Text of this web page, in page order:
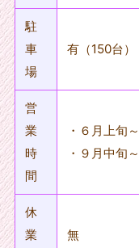
駐
車
場
有（150台）
営
業
時
間
・６月上旬
・９月中旬
休
業
無